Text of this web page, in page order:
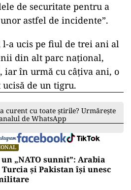
de securitate pentru a
astfel de incidente”.
l-a ucis pe fiul de trei ani al
din alt parc naţional,
iar în urmă cu câțiva ani, o
de un tigru.
curent cu toate știrile? Urmărește
de WhatsApp
un „NATO sunnit”: Arabia
și Pakistan își unesc